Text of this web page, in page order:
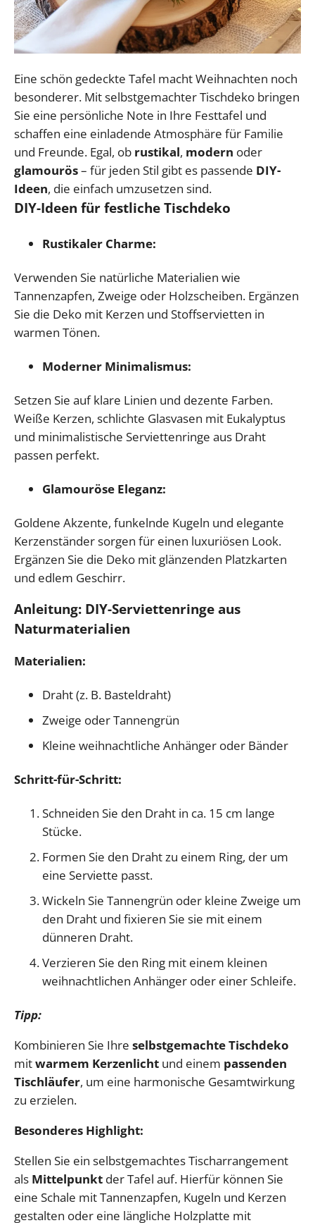
Eine schön gedeckte Tafel macht Weihnachten noch
besonderer. Mit selbstgemachter Tischdeko bringen
Sie eine persönliche Note in Ihre Festtafel und
schaffen eine einladende Atmosphäre für Familie
und Freunde. Egal, ob rustikal, modern oder
glamourös– für jeden Stil gibt es passende DIY-
Ideen, die einfach umzusetzen sind.
DIY-Ideen für festliche Tischdeko
Rustikaler Charme:
Verwenden Sie natürliche Materialien wie
Tannenzapfen, Zweige oder Holzscheiben. Ergänzen
Sie die Deko mit Kerzen und Stoffservietten in
warmen Tönen.
Moderner Minimalismus:
Setzen Sie auf klare Linien und dezente Farben.
Weiße Kerzen, schlichte Glasvasen mit Eukalyptus
und minimalistische Serviettenringe aus Draht
passen perfekt.
Glamouröse Eleganz:
Goldene Akzente, funkelnde Kugeln und elegante
Kerzenständer sorgen für einen luxuriösen Look.
Ergänzen Sie die Deko mit glänzenden Platzkarten
und edlem Geschirr.
Anleitung: DIY-Serviettenringe aus
Naturmaterialien
Materialien:
Draht (z. B. Basteldraht)
Zweige oder Tannengrün
Kleine weihnachtliche Anhänger oder Bänder
Schritt-für-Schritt:
Schneiden Sie den Draht in ca. 15 cm lange
Stücke.
Formen Sie den Draht zu einem Ring, der um
eine Serviette passt.
Wickeln Sie Tannengrün oder kleine Zweige um
den Draht und fixieren Sie sie mit einem
dünneren Draht.
Verzieren Sie den Ring mit einem kleinen
weihnachtlichen Anhänger oder einer Schleife.
Tipp:
Kombinieren Sie Ihre selbstgemachte Tischdeko
mitwarmem Kerzenlicht und einem passenden
Tischläufer, um eine harmonische Gesamtwirkung
zu erzielen.
Besonderes Highlight:
Stellen Sie ein selbstgemachtes Tischarrangement
als Mittelpunkt der Tafel auf. Hierfür können Sie
eine Schale mit Tannenzapfen, Kugeln und Kerzen
gestalten oder eine längliche Holzplatte mit